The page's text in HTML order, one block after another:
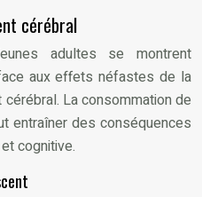
cérébral
adultes se montrent
aux effets néfastes de la
La consommation de
entraîner des conséquences
cognitive.